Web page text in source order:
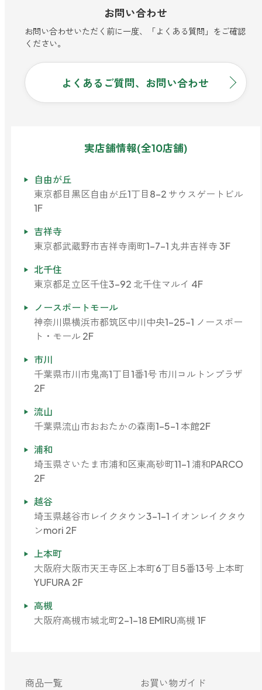
お問い合わせ
お問い合わせいただく前に一度、「よくある質問」をご確認
ください。
よくあるご質問、お問い合わせ
実店舗情報(全10店舗)
自由が丘
東京都目黒区自由が丘1丁目8-2 サウスゲートビル
1F
吉祥寺
東京都武蔵野市吉祥寺南町1-7-1 丸井吉祥寺 3F
北千住
東京都足立区千住3-92 北千住マルイ 4F
ノースポートモール
神奈川県横浜市都筑区中川中央1-25-1 ノースポー
ト・モール 2F
市川
千葉県市川市鬼高1丁目1番1号 市川コルトンプラザ
2F
流山
千葉県流山市おおたかの森南1-5-1 本館2F
浦和
埼玉県さいたま市浦和区東高砂町11-1 浦和PARCO
2F
越谷
埼玉県越谷市レイクタウン3-1-1 イオンレイクタウ
ンmori 2F
上本町
大阪府大阪市天王寺区上本町6丁目5番13号 上本町
YUFURA 2F
高槻
大阪府高槻市城北町2-1-18 EMIRU高槻 1F
商品一覧 お買い物ガイド